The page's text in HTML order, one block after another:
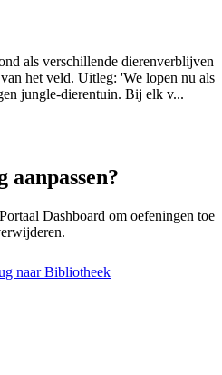
als verschillende dierenverblijven
het veld. Uitleg: 'We lopen nu als
jungle-dierentuin. Bij elk v...
Dashboard om oefeningen toe
naar Bibliotheek